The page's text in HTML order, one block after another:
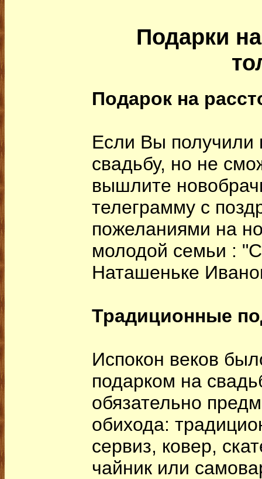
Подарки
Подарок на
Если Вы получили
свадьбу, но не
вышлите
телеграмму с
пожеланиями на
молодой семьи :
Наташеньке
Традиционные
Испокон веков
подарком на
обязательно
обихода:
сервиз, ковер,
чайник или